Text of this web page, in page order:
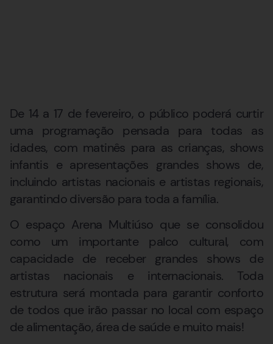
De 14 a 17 de fevereiro, o público poderá curtir
uma programação pensada para todas as
idades, com matinês para as crianças, shows
infantis e apresentações grandes shows de,
incluindo artistas nacionais e artistas regionais,
garantindo diversão para toda a família.
O espaço Arena Multiúso que se consolidou
como um importante palco cultural, com
capacidade de receber grandes shows de
artistas nacionais e internacionais. Toda
estrutura será montada para garantir conforto
de todos que irão passar no local com espaço
de alimentação, área de saúde e muito mais!